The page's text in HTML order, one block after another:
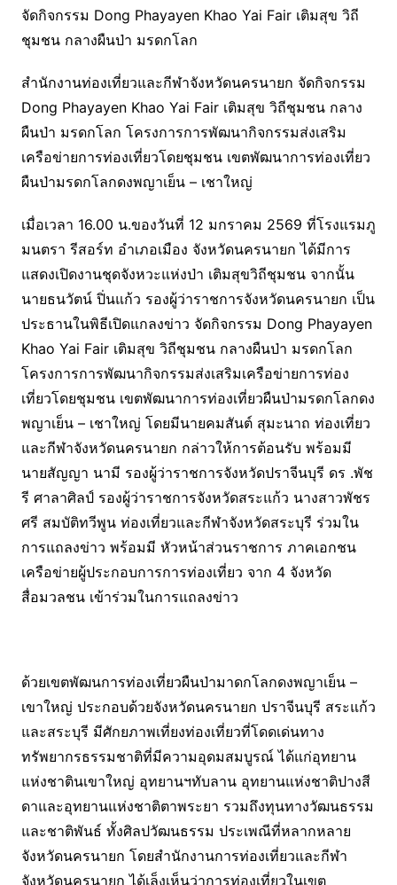
จัดกิจกรรม Dong Phayayen Khao Yai Fair เติมสุข วิถี
ชุมชน กลางผืนป่า มรดกโลก
สำนักงานท่องเที่ยวและกีฬาจังหวัดนครนายก จัดกิจกรรม
Dong Phayayen Khao Yai Fair เติมสุข วิถีชุมชน กลาง
ผืนป่า มรดกโลก โครงการการพัฒนากิจกรรมส่งเสริม
เครือข่ายการท่องเที่ยวโดยชุมชน เขตพัฒนาการท่องเที่ยว
ผืนป่ามรดกโลกดงพญาเย็น – เชาใหญ่
เมื่อเวลา 16.00 น.ของวันที่ 12 มกราคม 2569 ที่โรงแรมภู
มนตรา รีสอร์ท อำเภอเมือง จังหวัดนครนายก ได้มีการ
แสดงเปิดงานชุดจังหวะแห่งป่า เติมสุขวิถีชุมชน จากนั้น
นายธนวัตน์ ปิ่นแก้ว รองผู้ว่าราชการจังหวัดนครนายก เป็น
ประธานในพิธีเปิดแกลงข่าว จัดกิจกรรม Dong Phayayen
Khao Yai Fair เติมสุข วิถีชุมชน กลางผืนป่า มรดกโลก
โครงการการพัฒนากิจกรรมส่งเสริมเครือข่ายการท่อง
เที่ยวโดยชุมชน เขตพัฒนาการท่องเที่ยวผืนป่ามรดกโลกดง
พญาเย็น – เชาใหญ่ โดยมีนายคมสันต์ สุมะนาถ ท่องเที่ยว
และกีฬาจังหวัดนครนายก กล่าวให้การต้อนรับ พร้อมมี
นายสัญญา นามี รองผู้ว่าราชการจังหวัดปราจีนบุรี ดร .พัช
รี ศาลาศิลป์ รองผู้ว่าราชการจังหวัดสระแก้ว นางสาวพัชร
ศรี สมบัติทวีพูน ท่องเที่ยวและกีฬาจังหวัดสระบุรี ร่วมใน
การแถลงข่าว พร้อมมี หัวหน้าส่วนราชการ ภาคเอกชน
เครือข่ายผู้ประกอบการการท่องเที่ยว จาก 4 จังหวัด
สื่อมวลชน เข้าร่วมในการแถลงข่าว
ด้วยเขตพัฒนการท่องเที่ยวผืนป่ามาดกโลกดงพญาเย็น –
เขาใหญ่ ประกอบด้วยจังหวัดนครนายก ปราจีนบุรี สระแก้ว
และสระบุรี มีศักยภาพเที่ยงท่องเที่ยวที่โดดเด่นทาง
ทรัพยากรธรรมชาติที่มีความอุดมสมบูรณ์ ได้แก่อุทยาน
แห่งชาตินเขาใหญ่ อุทยานฯทับลาน อุทยานแห่งชาติปางสี
ดาและอุทยานแห่งชาติตาพระยา รวมถึงทุนทางวัฒนธรรม
และชาติพันธ์ ทั้งศิลปวัฒนธรรม ประเพณีที่หลากหลาย
จังหวัดนครนายก โดยสำนักงานการท่องเที่ยวและกีฬา
จังหวัดนครนายก ได้เล็งเห็นว่าการท่องเที่ยวในเขต